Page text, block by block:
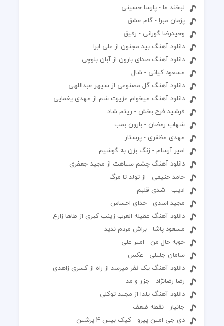
لبخند ما - پارسا حسینی
پژمان مبرا - گام عشق
وحیدرضا گورانی - رفیق
دانلود آهنگ بید مجنون از علی ابرا
دانلود آهنگ صدای بارون از آبان بلوچی
مسعود کیانی - شال
دانلود آهنگ گل مصنوعی از سپهر عبداللهی
دانلود آهنگ میخوام عزیزت شم از مهدی یغمایی
فرشید فرح بخش - ریتم شاد
شهاب رمضان - بارون بمب
مهدی مظفری - پرستار
امیر آرسام - زنگ بزن به گوشیم
دانلود آهنگ چشم سیاهت از مجید جعفری
حامد حنیفی - از تولد تا مرگ
ادیب - شدی قلبم
مجید اسدی - خدای احساس
دانلود آهنگ عقیله العرب زینب کبری از طاها زارع
مسعود پاشا - براش مردم ندید
خوبه حال من - امیر علی
سامان جلیلی - عکس
دانلود آهنگ یک نفر میرسد از راه از کسری زاهدی
رضا رضانژاد - جزر و مد
دانلود آهنگ یلدا از مجید توکلی
جانیار - نقطه ضعف
دی جی امین پیرو - کیک بیس 4 پرشین